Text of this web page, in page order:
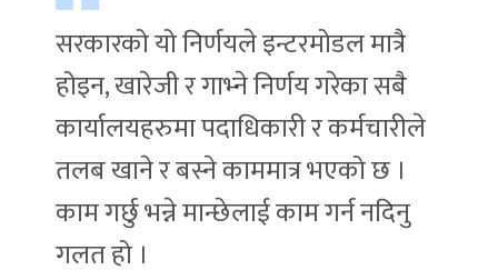
सरकारको यो निर्णयले इन्टरमोडल मात्रै
होइन, खारेजी र गाभ्ने निर्णय गरेका सबै
कार्यालयहरुमा पदाधिकारी र कर्मचारीले
तलब खाने र बस्ने काममात्र भएको छ ।
काम गर्छु भन्ने मान्छेलाई काम गर्न नदिनु
गलत हो ।